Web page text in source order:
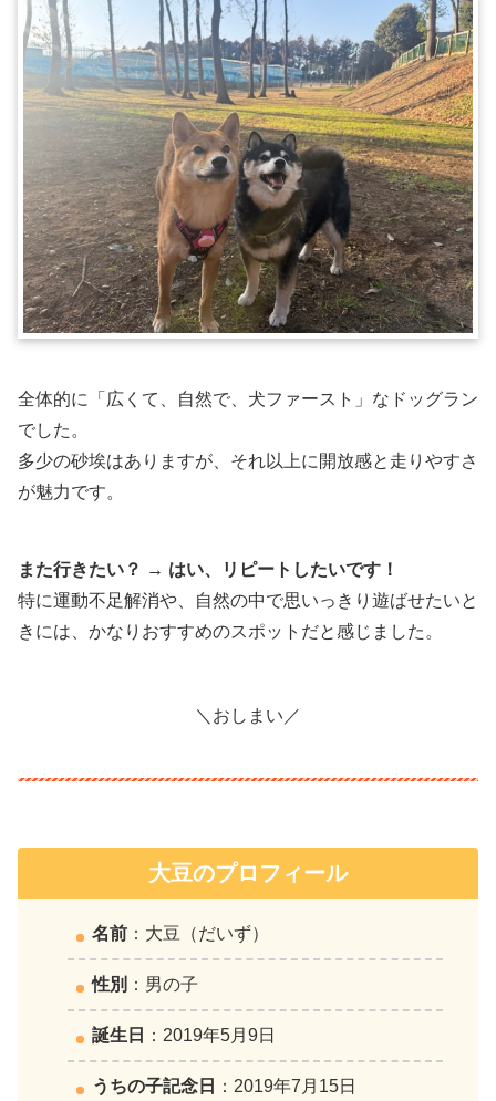
全体的に「広くて、自然で、犬ファースト」なドッグラン
でした。
多少の砂埃はありますが、それ以上に開放感と走りやすさ
が魅力です。
また行きたい？ → はい、リピートしたいです！
特に運動不足解消や、自然の中で思いっきり遊ばせたいと
きには、かなりおすすめのスポットだと感じました。
＼おしまい／
大豆のプロフィール
名前 ：大豆（だいず）
性別 ：男の子
誕生日 ：2019年5月9日
うちの子記念日 ：2019年7月15日